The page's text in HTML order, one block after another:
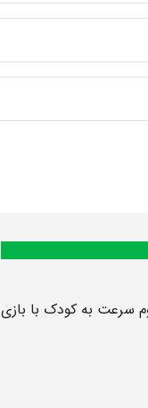
سرعت به کودک با بازی